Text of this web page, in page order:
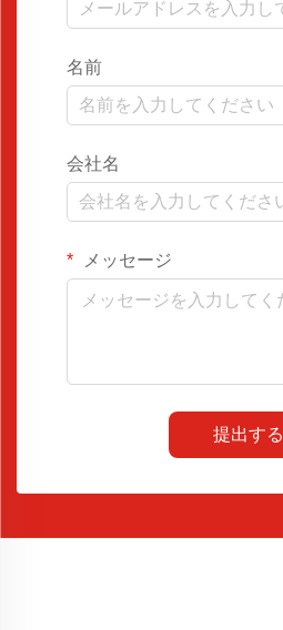
名前
会社名
メッセージ
提出する